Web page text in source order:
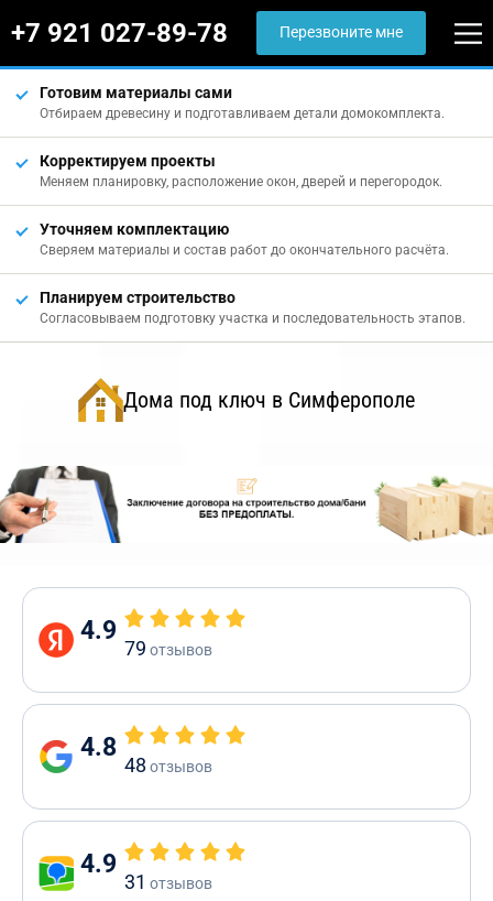
+7 921 027-89-78 Перезвоните мне
Готовим материалы сами
Отбираем древесину и подготавливаем детали домокомплекта.
Корректируем проекты
Меняем планировку, расположение окон, дверей и перегородок.
Уточняем комплектацию
Сверяем материалы и состав работ до окончательного расчёта.
Планируем строительство
Согласовываем подготовку участка и последовательность этапов.
Дома под ключ в Симферополе
4.9
79 отзывов
4.8
48 отзывов
4.9
31 отзывов